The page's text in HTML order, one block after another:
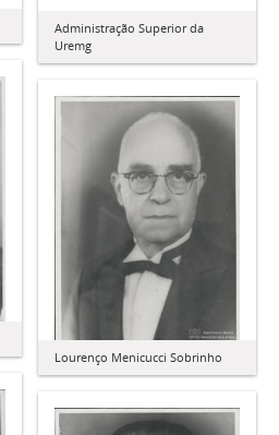
Administração Superior da
Uremg
Lourenço Menicucci Sobrinho